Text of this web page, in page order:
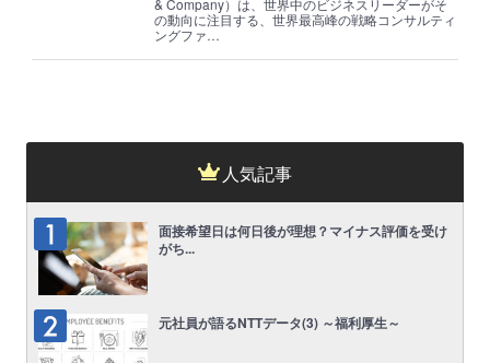
の動向に注目する、世界最高峰の戦略コンサルティ
ングファ…
人気記事
面接希望日は何日後が理想？マイナス評価を受け
がち...
元社員が語るNTTデータ(3) ～福利厚生～